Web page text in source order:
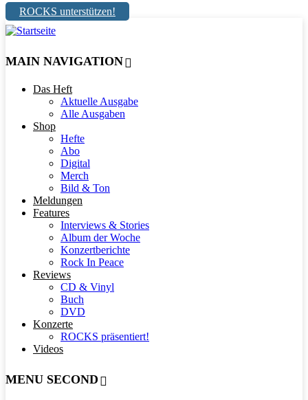
ROCKS unterstützen!
MAIN NAVIGATION
Das Heft
Aktuelle Ausgabe
Alle Ausgaben
Shop
Hefte
Abo
Digital
Merch
Bild & Ton
Meldungen
Features
Interviews & Stories
Album der Woche
Konzertberichte
Rock In Peace
Reviews
CD & Vinyl
Buch
DVD
Konzerte
ROCKS präsentiert!
Videos
MENU SECOND